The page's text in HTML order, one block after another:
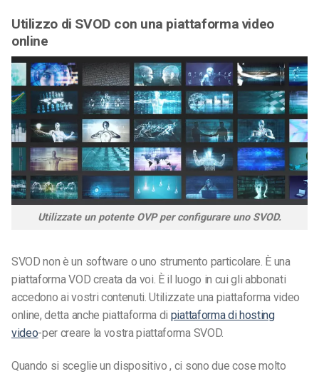
Utilizzo di SVOD con una piattaforma video
online
Utilizzate un potente OVP per configurare uno SVOD.
SVOD non è un software o uno strumento particolare. È una
piattaforma VOD creata da voi. È il luogo in cui gli abbonati
accedono ai vostri contenuti. Utilizzate una piattaforma video
online, detta anche piattaforma di piattaforma di hosting
video-per creare la vostra piattaforma SVOD.
Quando si sceglie un dispositivo , ci sono due cose molto